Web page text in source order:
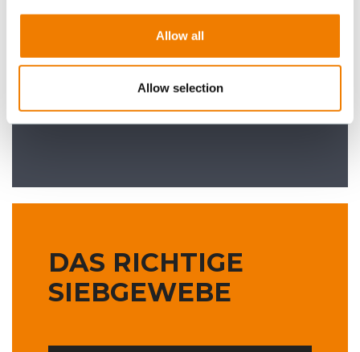
Allow all
Allow selection
SIEBDRUCK FACHTECHNIK
DAS RICHTIGE
SIEBGEWEBE